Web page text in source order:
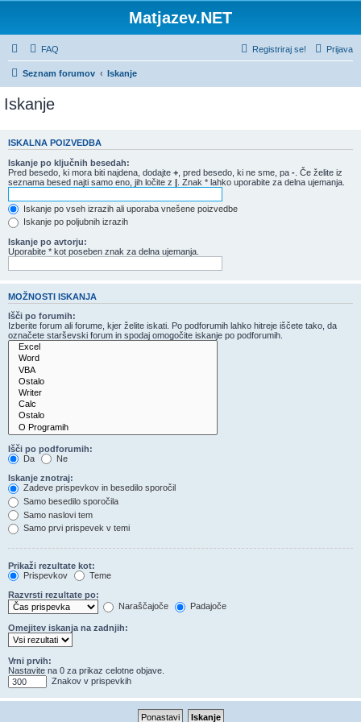
Matjazev.NET
FAQ Prijava
Registriraj se!
Seznam forumov Iskanje
Iskanje
ISKALNA POIZVEDBA
Iskanje po ključnih besedah:
Pred besedo, ki mora biti najdena, dodajte + , pred besedo, ki ne sme, pa - . Če želite iz
seznama besed najti samo eno, jih ločite z | . Znak * lahko uporabite za delna ujemanja.
Iskanje po vseh izrazih ali uporaba vnešene poizvedbe
Iskanje po poljubnih izrazih
Iskanje po avtorju:
Uporabite * kot poseben znak za delna ujemanja.
MOŽNOSTI ISKANJA
Išči po forumih:
Izberite forum ali forume, kjer želite iskati. Po podforumih lahko hitreje iščete tako, da
označete starševski forum in spodaj omogočite iskanje po podforumih.
Išči po podforumih:
Da
Ne
Iskanje znotraj:
Zadeve prispevkov in besedilo sporočil
Samo besedilo sporočila
Samo naslovi tem
Samo prvi prispevek v temi
Prikaži rezultate kot:
Prispevkov
Teme
Razvrsti rezultate po:
Naraščajoče
Padajoče
Omejitev iskanja na zadnjih:
Vrni prvih:
Nastavite na 0 za prikaz celotne objave.
Znakov v prispevkih